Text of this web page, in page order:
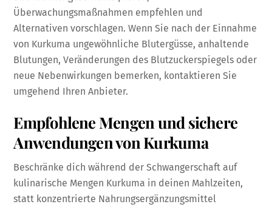
Überwachungsmaßnahmen empfehlen und
Alternativen vorschlagen. Wenn Sie nach der Einnahme
von Kurkuma ungewöhnliche Blutergüsse, anhaltende
Blutungen, Veränderungen des Blutzuckerspiegels oder
neue Nebenwirkungen bemerken, kontaktieren Sie
umgehend Ihren Anbieter.
Empfohlene Mengen und sichere
Anwendungen von Kurkuma
Beschränke dich während der Schwangerschaft auf
kulinarische Mengen Kurkuma in deinen Mahlzeiten,
statt konzentrierte Nahrungsergänzungsmittel